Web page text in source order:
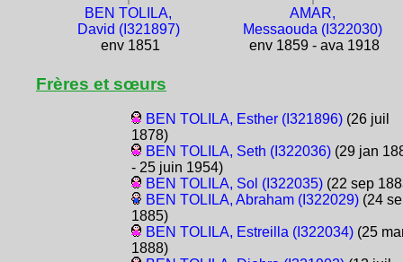
BEN TOLILA,
David (I321897)
env 1851
AMAR,
Messaouda (I322030)
env 1859 - ava 1918
Frères et sœurs
BEN TOLILA, Esther (I321896)(26 juil
1878)
BEN TOLILA, Seth (I322036)(29 jan
- 25 juin 1954)
BEN TOLILA, Sol (I322035)(22 sep
BEN TOLILA, Abraham (I322029)(24
1885)
BEN TOLILA, Estreilla (I322034)(25
1888)